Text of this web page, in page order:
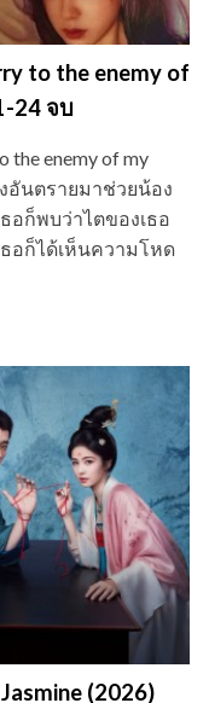
to the enemy of
24 จบ
the enemy of my
อันตรายมาช่วยน้อง
อก็พบว่าไตของเธอ
อก็ได้เห็นความโหด
(2026)